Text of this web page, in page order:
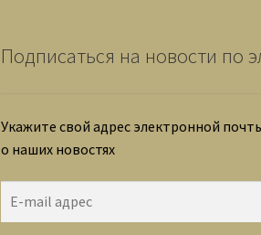
Подписаться на новости по
Укажите свой адрес электронной
о наших новостях